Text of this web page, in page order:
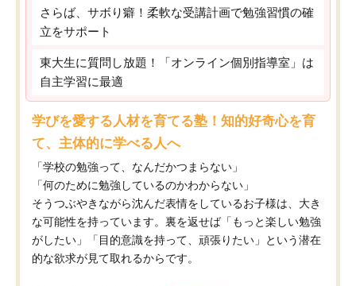
さらば、サボり癖！柔軟な受講計画で勉強習慣の確
立をサポート
東大生に質問し放題！「オンライン個別指導室」は
自主学習に最適
学びを愛する人材を育てる塾！知的好奇心を育
て、主体的に学べる人へ
「学校の勉強って、なんだかつまらない」
「何のために勉強しているのかわからない」
そうつぶやきながら沈んだ表情をしているお子様は、大き
な可能性を持っています。裏を返せば「もっと楽しい勉強
がしたい」「目的意識を持って、頑張りたい」という潜在
的な欲求が見て取れるからです。